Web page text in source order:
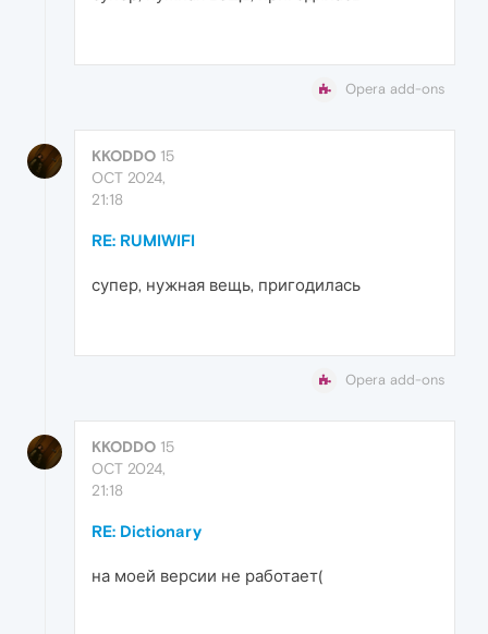
Opera add-ons
KKODDO 15
OCT 2024,
21:18
RE: RUMIWIFI
супер, нужная вещь, пригодилась
Opera add-ons
KKODDO 15
OCT 2024,
21:18
RE: Dictionary
на моей версии не работает(